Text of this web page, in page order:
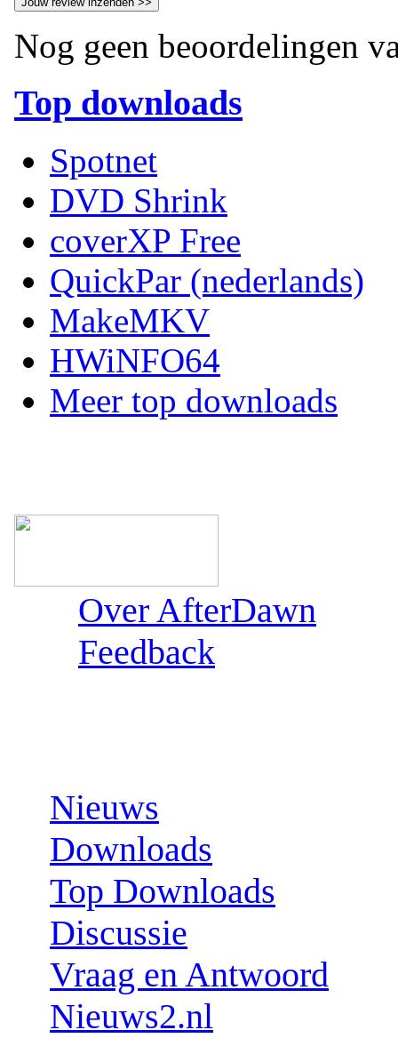
Nog geen beoordelingen
Top downloads
Spotnet
DVD Shrink
coverXP Free
QuickPar (nederlands)
MakeMKV
HWiNFO64
Meer top downloads
Over AfterDawn
Feedback
Nieuws
Downloads
Top Downloads
Discussie
Vraag en Antwoord
Nieuws2.nl